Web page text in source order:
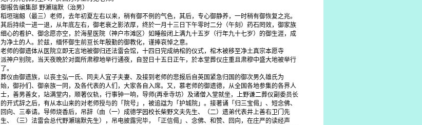
御报告编集部 野瀬瑞默（治男）
稻垣瑞劔（最三）老师，去年初夏左右以来，稍有御不例的气色，其后，专心御静养，一时稍有御恢复之兆。
其后持续一进一退，从年底左右，御老衰之影浓厚，终於一月十三日下午零时二分（午刻）药石罔效，御家族
细心的看护、御念愿亦空，於海星医院（神户市滩区）如睡般闭上满九十五岁（行年九十七岁）的御生涯，成
为净土的人。於兹，缅怀御生前亘长年殷勤的御教化，谨捧哀悼之意。
老师的御遗体从医院立即无言地被御归还法雷会馆，十四日完成纳棺的仪式，棺木被移至净土真宗本愿寺
派神户别院，当天夜晩於对面所肃穆地举行通夜，自翌日十五日正午，於本堂葬仪庄重且肃穆中盛大地被举行
了。
葬仪由御遗族，以丧主弘一氏、同夫人宜子夫妻、及接到老师的悲报后自英国紧急归国的御次男久雄氏为
始，御孙们、御亲族一同，及各代表的人们，大家各自入席。又，慕老师的御遗德，从全国各地参集的各界人
士，善男善女，站满堂内，顺著仪轨，行事钟一响，导师(再幸寺坊）及诸僧入堂就坐，上野谦二葬仪副委员长
的开式辞之后，有从本山来的对老师授与的「院号」，被追諡为「护城院」。接著诵「归三宝偈」、短念佛、
回向、三奉请。导师烧香后，吊辞（由（一）成德学园校长柴野文夫先生、（二）遗弟代表井上善右卫门先
生、（三）法雷会总代野瀬瑞默先生），吊电披露完毕，「正信偈」、念佛、和赞、回向，在庄严的读经声